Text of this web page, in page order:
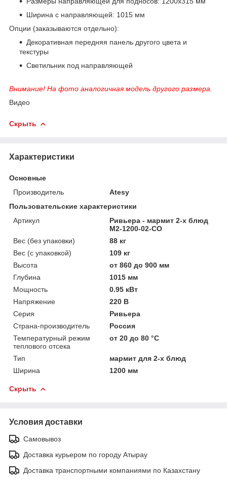
Ширина с направляющей: 1015 мм
Опции (заказываются отдельно):
Декоративная передняя панель другого цвета и
текстуры
Светильник под направляющей
Внимание! На фото аналогичная модель другого размера.
Видео
Скрыть
Характеристики
Основные
Производитель
Atesy
Пользовательские характеристики
Артикул
Ривьера - мармит 2-х блюд
М2-1200-02-СО
Вес (без упаковки)
88 кг
Вес (с упаковкой)
109 кг
Высота
от 860 до 900 мм
Глубина
1015 мм
Мощность
0.95 кВт
Напряжение
220 В
Серия
Ривьера
Страна-производитель
Россия
Температурный режим
теплового отсека
от 20 до 80 °C
Тип
мармит для 2-х блюд
Ширина
1200 мм
Скрыть
Условия доставки
Самовывоз
Доставка курьером по городу Атырау
Доставка транспортными компаниями по Казахстану